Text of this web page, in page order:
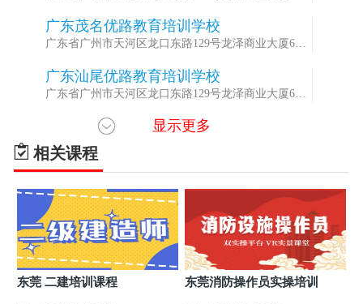
广东茂名优路教育培训学校
广东省广州市天河区龙口东路129号龙泽商业大厦6楼
广东汕尾优路教育培训学校
广东省广州市天河区龙口东路129号龙泽商业大厦6楼
广东韶关优路教育培训学校
广东省广州市天河区龙口东路129号龙泽商业大厦6楼
603室
广东梅州优路教育培训学校
广东省广州市天河区龙口东路129号龙泽商业大厦6楼
603室
8 广东潮州优路教育培训学校
广东省广州市天河区龙口东路129号龙泽商业大厦6楼
603室
9 广东清远优路教育培训学校
显示更多
相关课程
东莞 二建培训课程 东莞消防操作员实操培训